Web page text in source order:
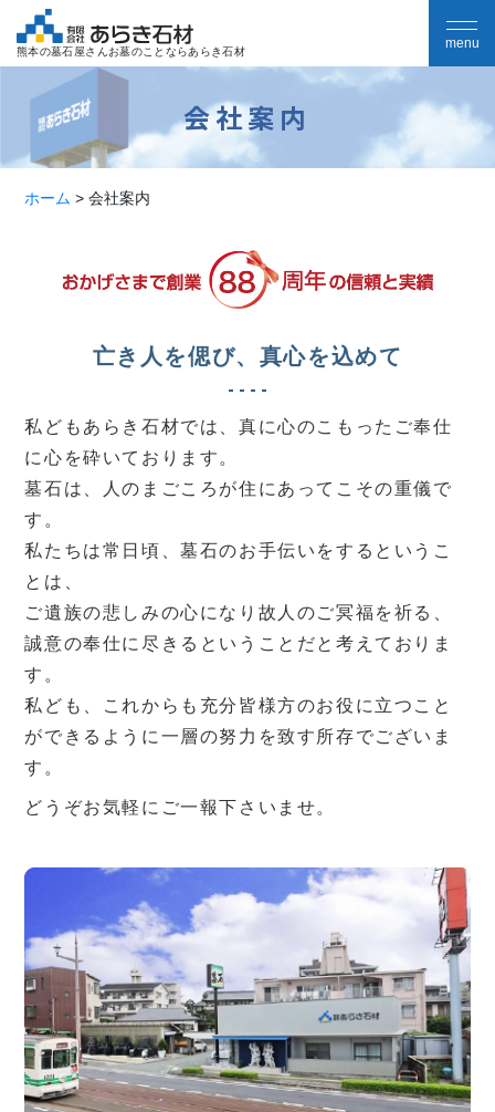
熊本の墓石屋さんお墓のことならあらき石材
会社案内
ホーム >会社案内
亡き人を偲び、真心を込めて
私どもあらき石材では、真に心のこもったご奉仕
に心を砕いております。
墓石は、人のまごころが住にあってこその重儀で
す。
私たちは常日頃、墓石のお手伝いをするというこ
とは、
ご遺族の悲しみの心になり故人のご冥福を祈る、
誠意の奉仕に尽きるということだと考えておりま
す。
私ども、これからも充分皆様方のお役に立つこと
ができるように一層の努力を致す所存でございま
す。
どうぞお気軽にご一報下さいませ。